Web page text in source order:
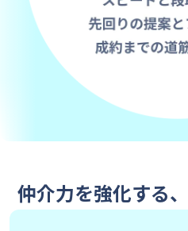
仲介力を強化する